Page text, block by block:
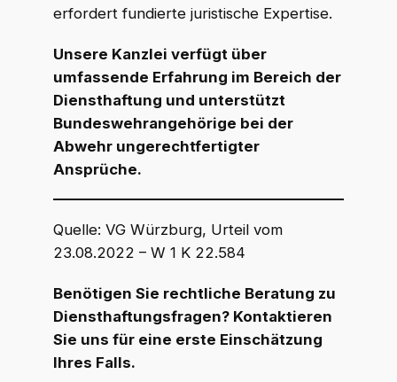
erfordert fundierte juristische Expertise.
Unsere Kanzlei verfügt über
umfassende Erfahrung im Bereich der
Diensthaftung und unterstützt
Bundeswehrangehörige bei der
Abwehr ungerechtfertigter
Ansprüche.
Quelle: VG Würzburg, Urteil vom
23.08.2022 – W 1 K 22.584
Benötigen Sie rechtliche Beratung zu
Diensthaftungsfragen? Kontaktieren
Sie uns für eine erste Einschätzung
Ihres Falls.